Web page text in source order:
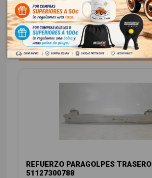
58,08 € Con IVA
CARROCERÍA TRASERA
REFUERZO PARAGOLPES TRASERO
51127300788